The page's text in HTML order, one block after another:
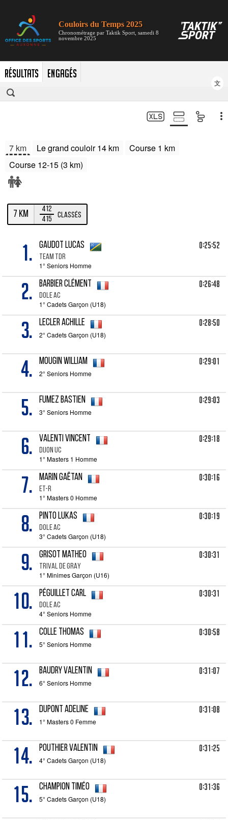
RÉSULTATS ENGAGÉS
文
7 km Le grand couloir 14 km
Course 1 km
Course 12-15 (3 km)
7 km
412
415
Classés
1. GAUDOT Lucas
Team TDR
1° Seniors Homme
0:25:52
2. BARBIER Clément
Dole AC
1° Cadets Garçon (U18)
0:26:48
3. LECLER Achille
2° Cadets Garçon (U18)
0:28:50
4. MOUGIN William
2° Seniors Homme
0:29:01
5. FUMEZ Bastien
3° Seniors Homme
0:29:03
6. VALENTI Vincent
Dijon UC
1° Masters 1 Homme
0:29:18
7. MARIN Gaëtan
ET-R
1° Masters 0 Homme
0:30:16
8. PINTO Lukas
DOLE AC
3° Cadets Garçon (U18)
0:30:19
9. GRISOT Matheo
TRIVAL DE GRAY
1° Minimes Garçon (U16)
0:30:31
10. PÉGUILLET Carl
Dole AC
4° Seniors Homme
0:30:31
11. COLLE Thomas
5° Seniors Homme
0:30:58
12. BAUDRY Valentin
6° Seniors Homme
0:31:07
13. DUPONT Adeline
1° Masters 0 Femme
0:31:08
14. POUTHIER Valentin
4° Cadets Garçon (U18)
0:31:25
15. CHAMPION Timéo
5° Cadets Garçon (U18)
0:31:36